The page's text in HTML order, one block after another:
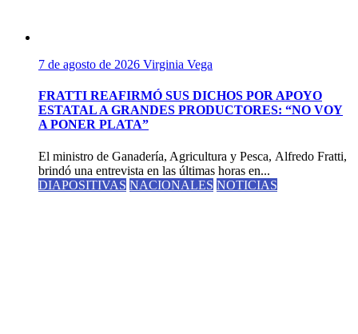
7 de agosto de 2026 Virginia Vega
FRATTI REAFIRMÓ SUS DICHOS POR APOYO
ESTATAL A GRANDES PRODUCTORES: “NO VOY
A PONER PLATA”
El ministro de Ganadería, Agricultura y Pesca, Alfredo Fratti,
brindó una entrevista en las últimas horas en...
DIAPOSITIVAS NACIONALES NOTICIAS